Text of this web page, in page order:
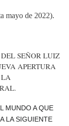
mayo de 2022).
SEÑOR LUIZ
APERTURA
LA
MUNDO A QUE
LA SIGUIENTE